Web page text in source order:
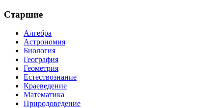
Старшие
Алгебра
Астрономия
Биология
География
Геометрия
Естествознание
Краеведение
Математика
Природоведение